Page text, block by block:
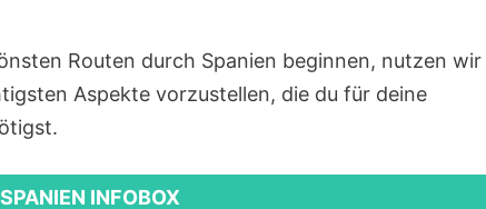
Routen durch Spanien beginnen, nutzen wir
Aspekte vorzustellen, die du für deine
SPANIEN INFOBOX